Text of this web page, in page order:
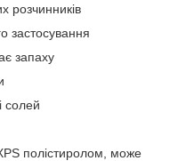
розчинників
застосування
запаху
солей
полістиролом, може